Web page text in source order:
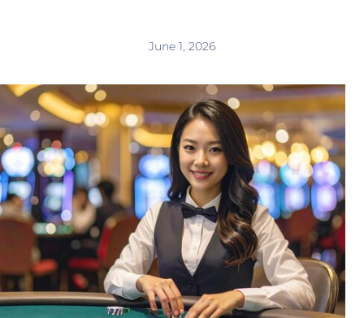
June 1, 2026